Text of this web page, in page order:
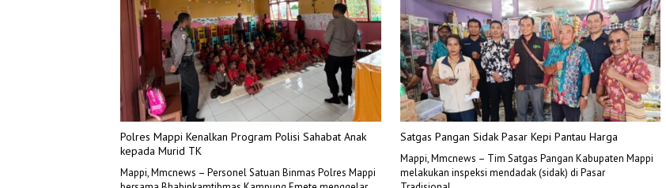
Polres Mappi Kenalkan Program Polisi Sahabat Anak
kepada Murid TK
Mappi, Mmcnews – Personel Satuan Binmas Polres Mappi
Satgas Pangan Sidak Pasar Kepi Pantau Harga
Mappi, Mmcnews – Tim Satgas Pangan Kabupaten Mappi
melakukan inspeksi mendadak (sidak) di Pasar